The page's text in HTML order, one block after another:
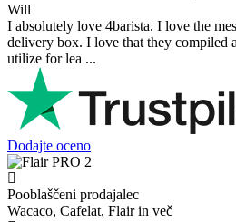
Will
I absolutely love 4barista. I love the
delivery box. I love that they compiled
utilize for lea ...
Dodajte oceno
Pooblaščeni prodajalec
Wacaco, Cafelat, Flair in več